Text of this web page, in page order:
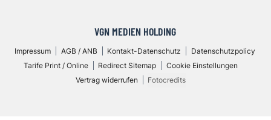
VGN MEDIEN HOLDING
Impressum AGB / ANB Kontakt-Datenschutz
Datenschutzpolicy
Tarife Print / Online
Redirect Sitemap
Cookie Einstellungen
Vertrag widerrufen
Fotocredits